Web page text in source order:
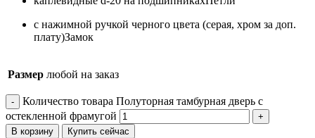
с нажимной ручкой черного цвета (серая, хром за доп.
плату)Замок
Размер любой на заказ
Количество товара Полуторная тамбурная дверь с
остекленной фрамугой
В корзину Купить сейчас